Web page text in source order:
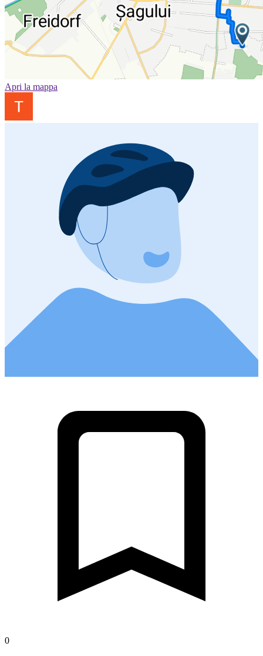
Apri la mappa
0